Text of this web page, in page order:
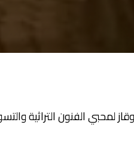
لمحبي الفنون التراثية